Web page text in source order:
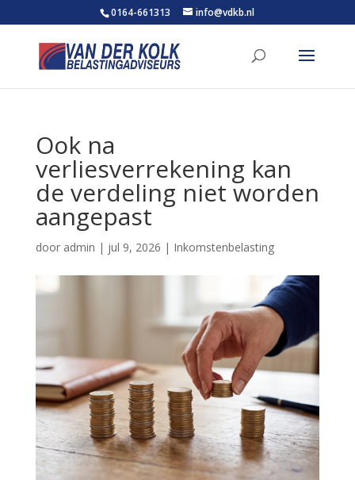
0164-661313 info@vdkb.nl
Ook na
verliesverrekening kan
de verdeling niet worden
aangepast
door admin | jul 9, 2026 | Inkomstenbelasting